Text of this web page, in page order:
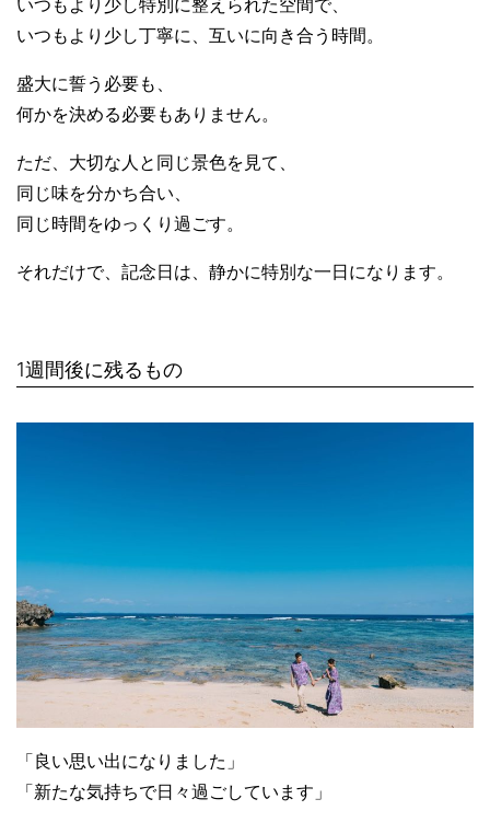
いつもより少し丁寧に、互いに向き合う時間。
盛大に誓う必要も、
何かを決める必要もありません。
ただ、大切な人と同じ景色を見て、
同じ味を分かち合い、
同じ時間をゆっくり過ごす。
それだけで、記念日は、静かに特別な一日になります。
1週間後に残るもの
「良い思い出になりました」
「新たな気持ちで日々過ごしています」